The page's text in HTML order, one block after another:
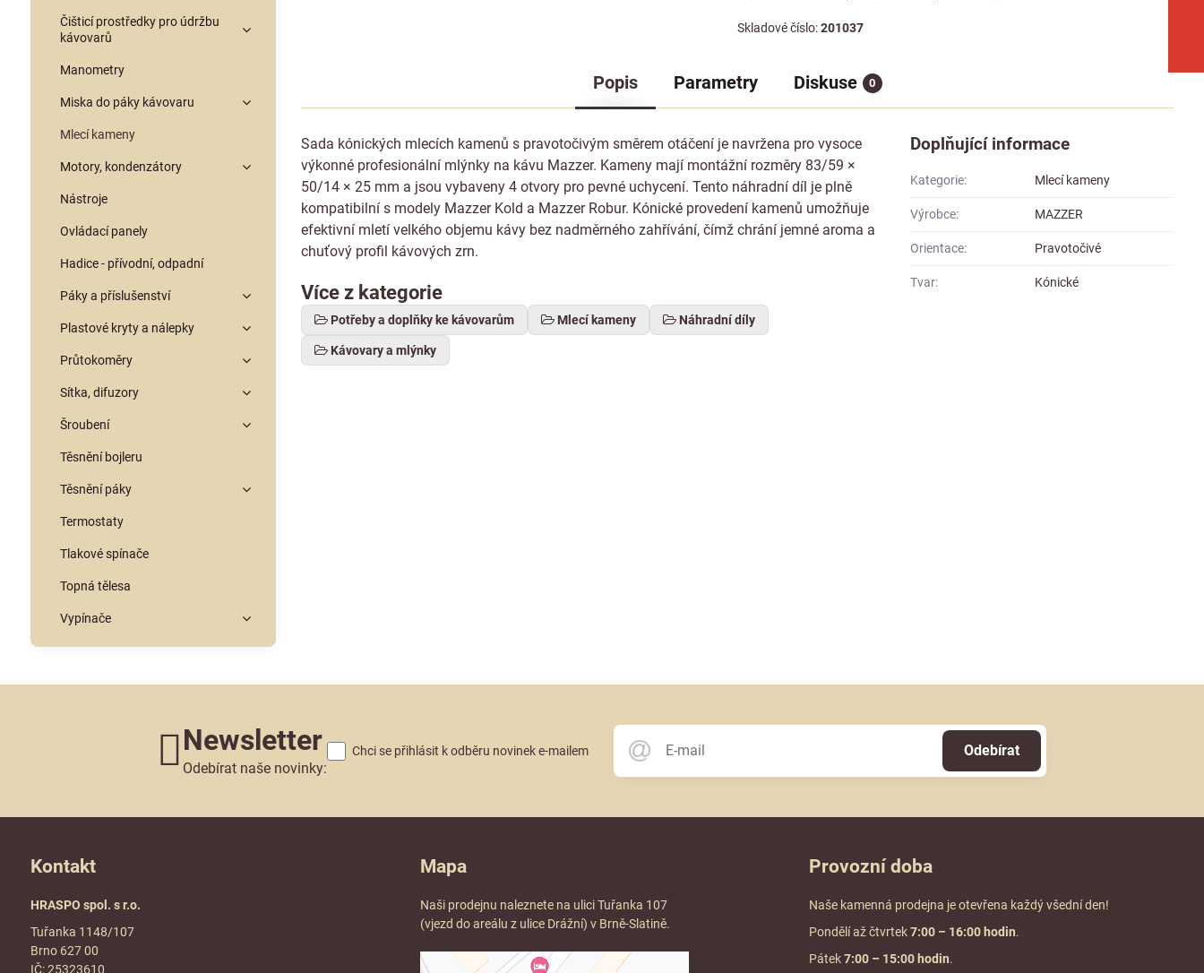
Skladové číslo:201037
Popis Parametry Diskuse 0
Sada kónických mlecích kamenů s pravotočivým směrem otáčení je navržena pro vysoce
výkonné profesionální mlýnky na kávu Mazzer. Kameny mají montážní rozměry 83/59 ×
50/14 × 25 mm a jsou vybaveny 4 otvory pro pevné uchycení. Tento náhradní díl je plně
kompatibilní s modely Mazzer Kold a Mazzer Robur. Kónické provedení kamenů umožňuje
efektivní mletí velkého objemu kávy bez nadměrného zahřívání, čímž chrání jemné aroma a
chuťový profil kávových zrn.
Více z kategorie
Potřeby a doplňky ke kávovarům Mlecí kameny Náhradní díly
Kávovary a mlýnky
Doplňující informace
Kategorie: Mlecí kameny
Výrobce: MAZZER
Orientace: Pravotočivé
Tvar: Kónické
Čišticí prostředky pro údržbu
kávovarů
Manometry
Miska do páky kávovaru
Mlecí kameny
Motory, kondenzátory
Nástroje
Ovládací panely
Hadice - přívodní, odpadní
Páky a příslušenství
Plastové kryty a nálepky
Průtokoměry
Sítka, difuzory
Šroubení
Těsnění bojleru
Těsnění páky
Termostaty
Tlakové spínače
Topná tělesa
Vypínače
Newsletter
Odebírat naše novinky:
Odebírat
Chci se přihlásit k odběru novinek e-mailem
Kontakt
HRASPO spol. s r.o.
Tuřanka 1148/107
Brno 627 00
IČ: 25323610
Mapa
Naši prodejnu naleznete na ulici Tuřanka 107
(vjezd do areálu z ulice Drážní) v Brně-Slatině.
Provozní doba
Naše kamenná prodejna je otevřena každý všední den!
Pondělí až čtvrtek7:00 – 16:00 hodin.
Pátek7:00 – 15:00 hodin.